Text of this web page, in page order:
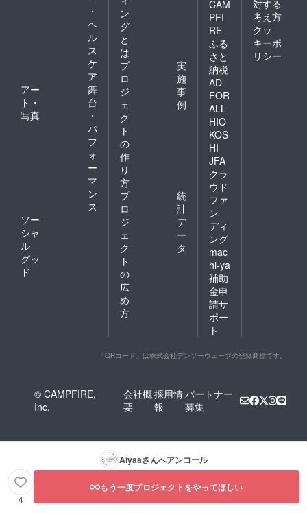
・
ヘ
ル
ス
ケ
ア
アー
ト・
写真
舞
台
・
パ
フ
ォ
ー
マ
ン
ス
ソー
シャ
ル
グッ
ド
ン
グ
と
は
プ
ロ
ジ
ェ
ク
ト
の
作
り
方
実
施
事
例
プ
ロ
ジ
ェ
ク
ト
の
広
め
方
統
計
デ
ー
タ
CAM
PFI
RE
ふる
さと
納税
AD
FOR
ALL
HIO
KOS
HI
JFA
クラ
ウド
ファ
ン
ディ
ング
mac
hi-ya
補助
金申
請サ
ポー
ト
対する
考え方
クッ
キーポ
リシー
「QRコード」は株式会社デンソーウェーブの登録商標です。
© CAMPFIRE,
Inc.
会社概
要
採用情
報
パートナー
募集
Aiyaaさんへアンコール
4
もう一度プロジェクトをやってほしい